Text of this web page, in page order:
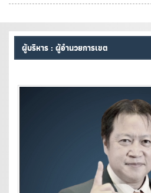
ผู้บริหาร : ผู้อำนวยการเขต